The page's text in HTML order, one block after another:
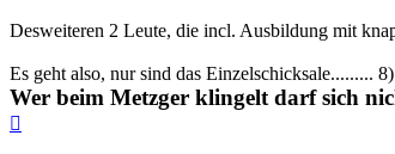
Desweiteren 2 Leute, die incl. Ausbildung mit
Es geht also, nur sind das Einzelschicksale......... 8)
Wer beim Metzger klingelt darf sich